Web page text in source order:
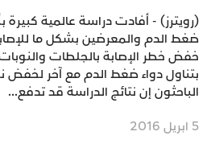
(رويترز) - أفادت دراسة عالمية كبيرة
ضغط الدم والمعرضين بشكل ما
بتناول دواء ضغط الدم مع آخر لخفض
الباحثون إن نتائج الدراسة قد تدفع...
5 ابريل 2016